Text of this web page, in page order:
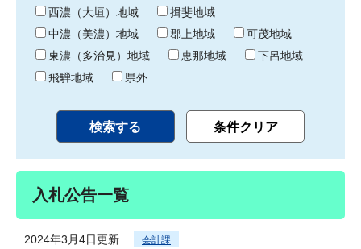
り 西濃（大垣）地域
揖斐地域
中濃（美濃）地域
郡上地域
可茂地域
東濃（多治見）地域
恵那地域
下呂地域
飛騨地域
県外
入札公告一覧
2024年3月4日更新 会計課